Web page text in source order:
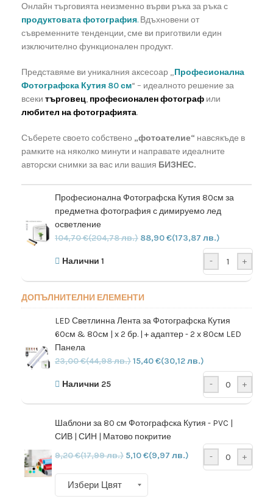
Онлайн търговията неизменно върви ръка за ръка с
продуктовата фотография. Вдъхновени от
съвременните тенденции, сме ви приготвили един
изключително функционален продукт.
Представяме ви уникалния аксесоар „Професионална
Фотографска Кутия 80 см“ – идеалното решение за
всеки търговец, професионален фотограф или
любител на фотографията.
Съберете своето собствено „фотоателие“ навсякъде в
рамките на няколко минути и направате идеалните
авторски снимки за вас или вашия БИЗНЕС.
Професионална Фотографска Кутия 80см за
предметна фотография с димируемо лед
осветление
104,70€(204,78 лв.) 88,90€(173,87 лв.)
Налични 1 - +
ДОПЪЛНИТЕЛНИ ЕЛЕМЕНТИ
LED Светлинна Лента за Фотографска Кутия
60см & 80см | x 2 бр. | + адаптер - 2 x 80см LED
Панела
23,00€(44,98 лв.)15,40€(30,12 лв.)
Налични 25 - +
Шаблони за 80 см Фотографска Кутия - PVC |
СИВ | СИН | Матово покритие
9,20€(17,99 лв.) 5,10€(9,97 лв.) - +